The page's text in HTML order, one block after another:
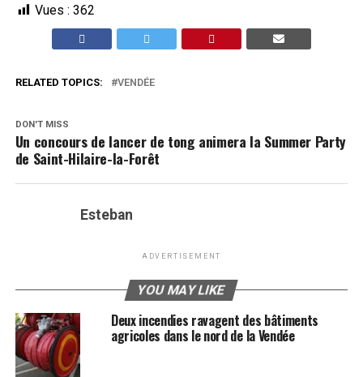
Vues : 362
RELATED TOPICS: VENDÉE
DON'T MISS
Un concours de lancer de tong animera la Summer Party
de Saint-Hilaire-la-Forêt
Esteban
ADVERTISEMENT
YOU MAY LIKE
Deux incendies ravagent des bâtiments
agricoles dans le nord de la Vendée